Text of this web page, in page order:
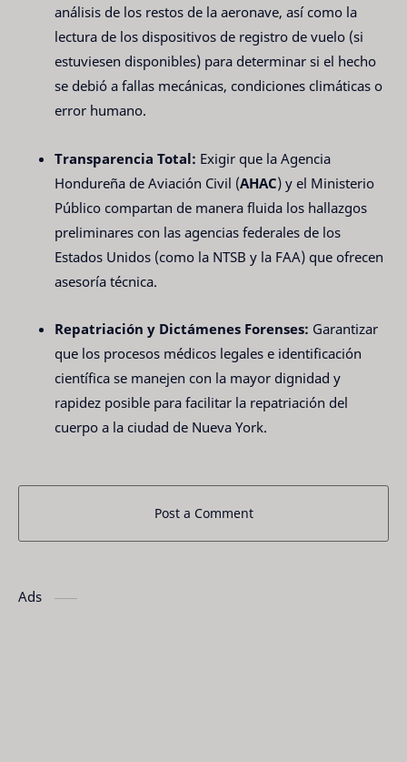
análisis de los restos de la aeronave, así como la
lectura de los dispositivos de registro de vuelo (si
estuviesen disponibles) para determinar si el hecho
se debió a fallas mecánicas, condiciones climáticas o
error humano.
Transparencia Total: Exigir que la Agencia
Hondureña de Aviación Civil (AHAC) y el Ministerio
Público compartan de manera fluida los hallazgos
preliminares con las agencias federales de los
Estados Unidos (como la NTSB y la FAA) que ofrecen
asesoría técnica.
Repatriación y Dictámenes Forenses: Garantizar
que los procesos médicos legales e identificación
científica se manejen con la mayor dignidad y
rapidez posible para facilitar la repatriación del
cuerpo a la ciudad de Nueva York.
Post a Comment
Ads